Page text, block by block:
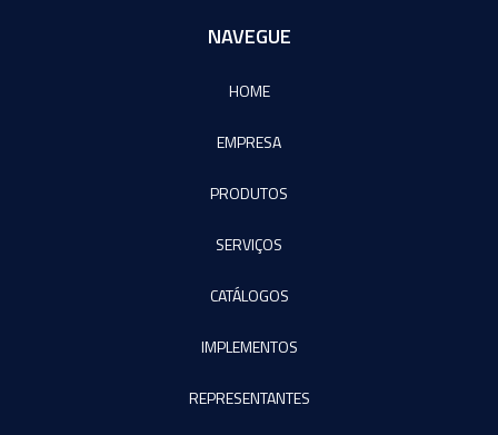
NAVEGUE
HOME
EMPRESA
PRODUTOS
SERVIÇOS
CATÁLOGOS
IMPLEMENTOS
REPRESENTANTES